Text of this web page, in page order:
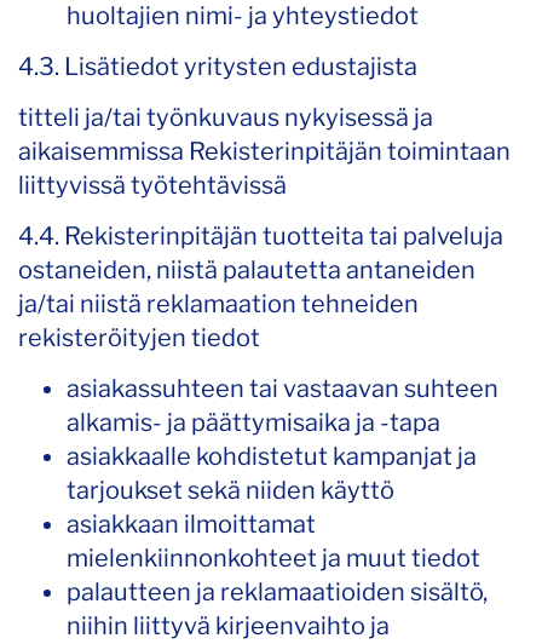
huoltajien nimi- ja yhteystiedot
4.3. Lisätiedot yritysten edustajista
titteli ja/tai työnkuvaus nykyisessä ja
aikaisemmissa Rekisterinpitäjän toimintaan
liittyvissä työtehtävissä
4.4. Rekisterinpitäjän tuotteita tai palveluja
ostaneiden, niistä palautetta antaneiden
ja/tai niistä reklamaation tehneiden
rekisteröityjen tiedot
asiakassuhteen tai vastaavan suhteen
alkamis- ja päättymisaika ja -tapa
asiakkaalle kohdistetut kampanjat ja
tarjoukset sekä niiden käyttö
asiakkaan ilmoittamat
mielenkiinnonkohteet ja muut tiedot
palautteen ja reklamaatioiden sisältö,
niihin liittyvä kirjeenvaihto ja